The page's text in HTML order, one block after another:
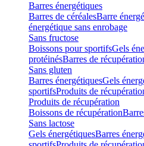
Barres énergétiques
Barres de céréalesBarre
énergétique sans enrobage
Sans fructose
Boissons pour sportifsGels
protéinésBarres de
Sans gluten
Barres énergétiquesGels
sportifsProduits de
Produits de récupération
Boissons de récupération
Sans lactose
Gels énergétiquesBarres